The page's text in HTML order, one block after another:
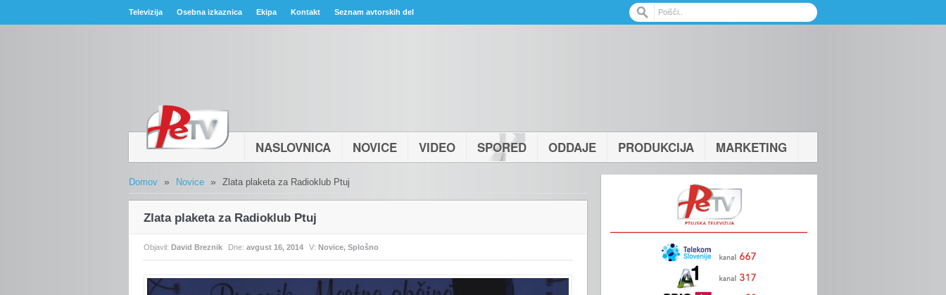
Televizija Osebna izkaznica Ekipa Kontakt Seznam avtorskih del
NASLOVNICA NOVICE VIDEO SPORED ODDAJE PRODUKCIJA MARKETING
Domov » Novice » Zlata plaketa za Radioklub Ptuj
Zlata plaketa za Radioklub Ptuj
Objavil: David Breznik Dne: avgust 16, 2014 V: Novice, Splošno